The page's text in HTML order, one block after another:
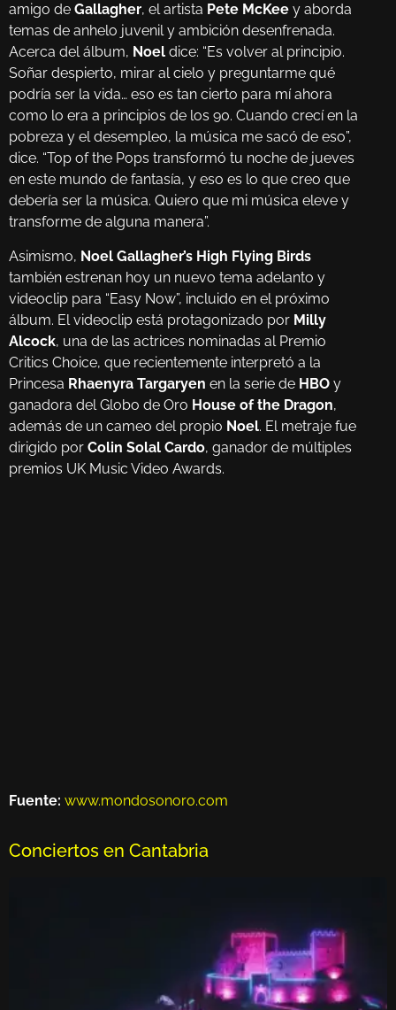
amigo de Gallagher, el artista Pete McKee y aborda
temas de anhelo juvenil y ambición desenfrenada.
Acerca del álbum, Noel dice: “Es volver al principio.
Soñar despierto, mirar al cielo y preguntarme qué
podría ser la vida… eso es tan cierto para mí ahora
como lo era a principios de los 90. Cuando crecí en la
pobreza y el desempleo, la música me sacó de eso”,
dice. “Top of the Pops transformó tu noche de jueves
en este mundo de fantasía, y eso es lo que creo que
debería ser la música. Quiero que mi música eleve y
transforme de alguna manera”.
Asimismo, Noel Gallagher’s High Flying Birds
también estrenan hoy un nuevo tema adelanto y
videoclip para “Easy Now”, incluido en el próximo
álbum. El videoclip está protagonizado por Milly
Alcock, una de las actrices nominadas al Premio
Critics Choice, que recientemente interpretó a la
Princesa Rhaenyra Targaryen en la serie de HBO y
ganadora del Globo de Oro House of the Dragon,
además de un cameo del propio Noel. El metraje fue
dirigido por Colin Solal Cardo, ganador de múltiples
premios UK Music Video Awards.
Fuente: www.mondosonoro.com
Conciertos en Cantabria